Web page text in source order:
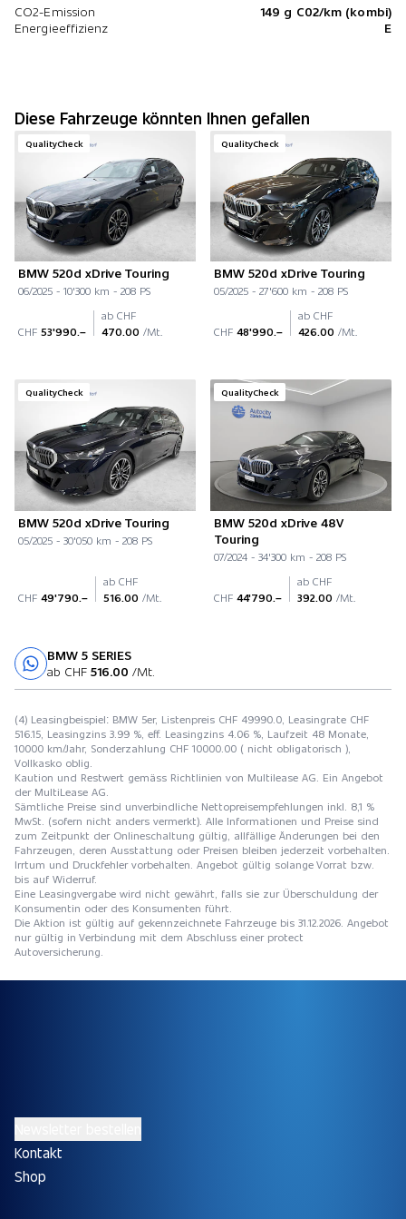
CO2-Emission
149 g C02/km (kombi)
Energieeffizienz
E
Diese Fahrzeuge könnten Ihnen gefallen
QualityCheck
BMW 520d xDrive Touring
06/2025 - 10'300 km - 208 PS
CHF 53'990.–
ab CHF
470.00 /Mt.
QualityCheck
BMW 520d xDrive Touring
05/2025 - 27'600 km - 208 PS
CHF 48'990.–
ab CHF
426.00 /Mt.
QualityCheck
BMW 520d xDrive Touring
05/2025 - 30'050 km - 208 PS
CHF 49'790.–
ab CHF
516.00 /Mt.
QualityCheck
BMW 520d xDrive 48V
Touring
07/2024 - 34'300 km - 208 PS
CHF 44'790.–
ab CHF
392.00 /Mt.
BMW 5 SERIES
ab CHF 516.00 /Mt.
(4) Leasingbeispiel: BMW 5er, Listenpreis CHF 49990.0, Leasingrate CHF
516.15, Leasingzins 3.99 %, eff. Leasingzins 4.06 %, Laufzeit 48 Monate,
10000 km/Jahr, Sonderzahlung CHF 10000.00 ( nicht obligatorisch ),
Vollkasko oblig.
Kaution und Restwert gemäss Richtlinien von Multilease AG. Ein Angebot
der MultiLease AG.
Sämtliche Preise sind unverbindliche Nettopreisempfehlungen inkl. 8,1 %
MwSt. (sofern nicht anders vermerkt). Alle Informationen und Preise sind
zum Zeitpunkt der Onlineschaltung gültig, allfällige Änderungen bei den
Fahrzeugen, deren Ausstattung oder Preisen bleiben jederzeit vorbehalten.
Irrtum und Druckfehler vorbehalten. Angebot gültig solange Vorrat bzw.
bis auf Widerruf.
Eine Leasingvergabe wird nicht gewährt, falls sie zur Überschuldung der
Konsumentin oder des Konsumenten führt.
Die Aktion ist gültig auf gekennzeichnete Fahrzeuge bis 31.12.2026. Angebot
nur gültig in Verbindung mit dem Abschluss einer protect
Autoversicherung.
Kontakt
Shop